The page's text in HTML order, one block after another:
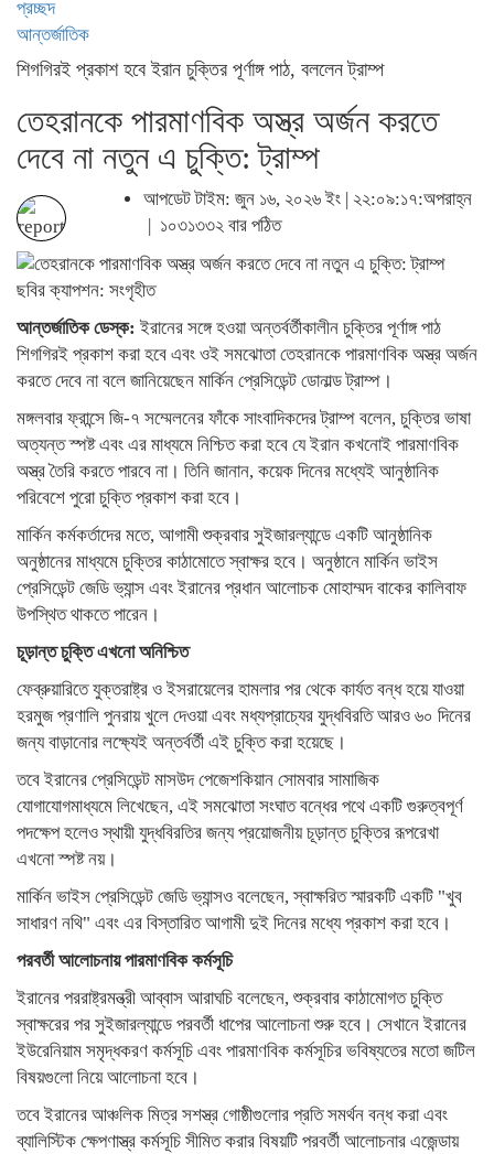
প্রচ্ছদ
আন্তর্জাতিক
শিগগিরই প্রকাশ হবে ইরান চুক্তির পূর্ণাঙ্গ পাঠ, বললেন ট্রাম্প
তেহরানকে পারমাণবিক অস্ত্র অর্জন করতে
দেবে না নতুন এ চুক্তি: ট্রাম্প
আপডেট টাইম: জুন ১৬, ২০২৬ ইং | ২২:০৯:১৭:অপরাহ্ন
| ১০৩১৩৩২ বার পঠিত
ছবির ক্যাপশন: সংগৃহীত
আন্তর্জাতিক ডেস্ক: ইরানের সঙ্গে হওয়া অন্তর্বর্তীকালীন চুক্তির পূর্ণাঙ্গ পাঠ
শিগগিরই প্রকাশ করা হবে এবং ওই সমঝোতা তেহরানকে পারমাণবিক অস্ত্র অর্জন
করতে দেবে না বলে জানিয়েছেন মার্কিন প্রেসিডেন্ট ডোনাল্ড ট্রাম্প।
মঙ্গলবার ফ্রান্সে জি-৭ সম্মেলনের ফাঁকে সাংবাদিকদের ট্রাম্প বলেন, চুক্তির ভাষা
অত্যন্ত স্পষ্ট এবং এর মাধ্যমে নিশ্চিত করা হবে যে ইরান কখনোই পারমাণবিক
অস্ত্র তৈরি করতে পারবে না। তিনি জানান, কয়েক দিনের মধ্যেই আনুষ্ঠানিক
পরিবেশে পুরো চুক্তি প্রকাশ করা হবে।
মার্কিন কর্মকর্তাদের মতে, আগামী শুক্রবার সুইজারল্যান্ডে একটি আনুষ্ঠানিক
অনুষ্ঠানের মাধ্যমে চুক্তির কাঠামোতে স্বাক্ষর হবে। অনুষ্ঠানে মার্কিন ভাইস
প্রেসিডেন্ট জেডি ভ্যান্স এবং ইরানের প্রধান আলোচক মোহাম্মদ বাকের কালিবাফ
উপস্থিত থাকতে পারেন।
চূড়ান্ত চুক্তি এখনো অনিশ্চিত
ফেব্রুয়ারিতে যুক্তরাষ্ট্র ও ইসরায়েলের হামলার পর থেকে কার্যত বন্ধ হয়ে যাওয়া
হরমুজ প্রণালি পুনরায় খুলে দেওয়া এবং মধ্যপ্রাচ্যের যুদ্ধবিরতি আরও ৬০ দিনের
জন্য বাড়ানোর লক্ষ্যেই অন্তর্বর্তী এই চুক্তি করা হয়েছে।
তবে ইরানের প্রেসিডেন্ট মাসউদ পেজেশকিয়ান সোমবার সামাজিক
যোগাযোগমাধ্যমে লিখেছেন, এই সমঝোতা সংঘাত বন্ধের পথে একটি গুরুত্বপূর্ণ
পদক্ষেপ হলেও স্থায়ী যুদ্ধবিরতির জন্য প্রয়োজনীয় চূড়ান্ত চুক্তির রূপরেখা
এখনো স্পষ্ট নয়।
মার্কিন ভাইস প্রেসিডেন্ট জেডি ভ্যান্সও বলেছেন, স্বাক্ষরিত স্মারকটি একটি "খুব
সাধারণ নথি" এবং এর বিস্তারিত আগামী দুই দিনের মধ্যে প্রকাশ করা হবে।
পরবর্তী আলোচনায় পারমাণবিক কর্মসূচি
ইরানের পররাষ্ট্রমন্ত্রী আব্বাস আরাঘচি বলেছেন, শুক্রবার কাঠামোগত চুক্তি
স্বাক্ষরের পর সুইজারল্যান্ডে পরবর্তী ধাপের আলোচনা শুরু হবে। সেখানে ইরানের
ইউরেনিয়াম সমৃদ্ধকরণ কর্মসূচি এবং পারমাণবিক কর্মসূচির ভবিষ্যতের মতো জটিল
বিষয়গুলো নিয়ে আলোচনা হবে।
তবে ইরানের আঞ্চলিক মিত্র সশস্ত্র গোষ্ঠীগুলোর প্রতি সমর্থন বন্ধ করা এবং
ব্যালিস্টিক ক্ষেপণাস্ত্র কর্মসূচি সীমিত করার বিষয়টি পরবর্তী আলোচনার এজেন্ডায়